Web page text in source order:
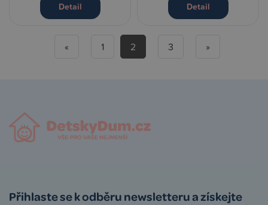
Detail Detail
« 1 2 3 »
Přihlaste se k odběru newsletteru a získejte